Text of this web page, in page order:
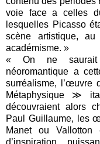
voie face a celles
lesquelles Picasso
scène artistique,
académisme. »
« On ne saurait
néoromantique a
surréalisme,
Métaphysique ≫
découvraient alors
Paul Guillaume, les
Manet ou Vallotton
d’inspiration